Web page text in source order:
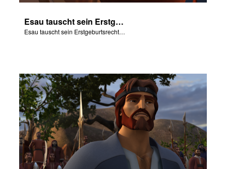
Esau tauscht sein Erstgeburtsrecht gegen etwas von Jakobs Eintopf.
Esau tauscht sein Erstgeburtsrecht gegen etwas von Jakobs Eintopf.